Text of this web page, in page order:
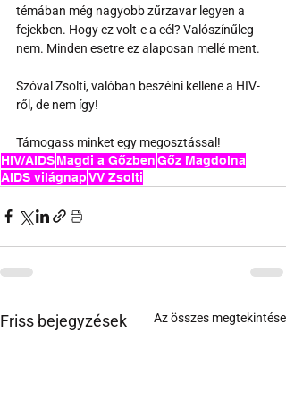
témában még nagyobb zűrzavar legyen a
fejekben. Hogy ez volt-e a cél? Valószínűleg
nem. Minden esetre ez alaposan mellé ment.
Szóval Zsolti, valóban beszélni kellene a HIV-
ről, de nem így!
Támogass minket egy megosztással!
HIV/AIDSMagdi a GőzbenGőz Magdolna
AIDS világnapVV Zsolti
Friss bejegyzések Az összes megtekintése